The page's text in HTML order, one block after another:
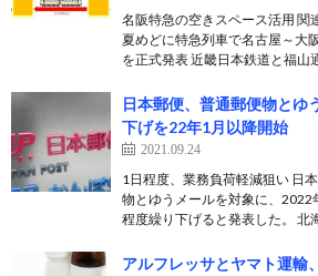
名阪特急の空きスペース活用 関
夏めどに特急列車で名古屋～大
を正式発表 近畿日本鉄道と福山
日本郵便、普通郵便物とゆ
下げを22年1月以降開始
2021.09.24
1日程度、業務負荷軽減狙い 日
物とゆうメールを対象に、2022
程度繰り下げると発表した。 北
アルフレッサとヤマト運輸